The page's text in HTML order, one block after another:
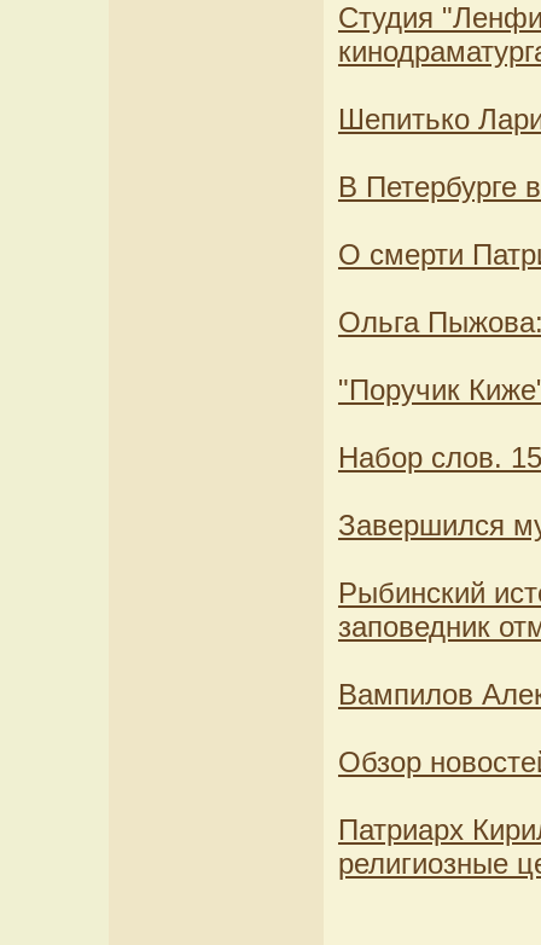
Студия
Шепитько
В Петербурге
О смерти
Ольга
"Поручик
Набор слов.
Завершился
Рыбинский
заповедник
Вампилов
Обзор
Патриарх
религиозные